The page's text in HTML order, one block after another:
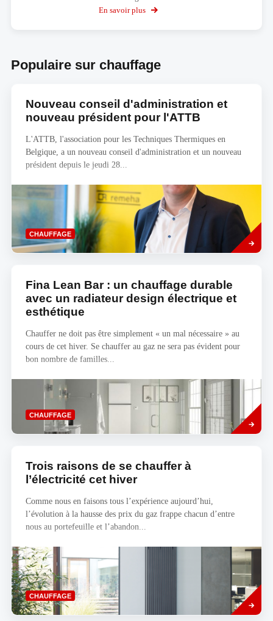
ZehnderEn savoir plus
sur
Populaire sur chauffage
Nouveau conseil d'administration et
nouveau président pour l'ATTB
L'ATTB, l'association pour les Techniques Thermiques en
Belgique, a un nouveau conseil d'administration et un nouveau
président depuis le jeudi 28...
CHAUFFAGE
Savoir
plus
Fina Lean Bar : un chauffage durable
avec un radiateur design électrique et
esthétique
Chauffer ne doit pas être simplement « un mal nécessaire » au
cours de cet hiver. Se chauffer au gaz ne sera pas évident pour
bon nombre de familles...
CHAUFFAGE
more
Trois raisons de se chauffer à
l’électricité cet hiver
Comme nous en faisons tous l’expérience aujourd’hui,
l’évolution à la hausse des prix du gaz frappe chacun d’entre
nous au portefeuille et l’abandon...
CHAUFFAGE
Read
more